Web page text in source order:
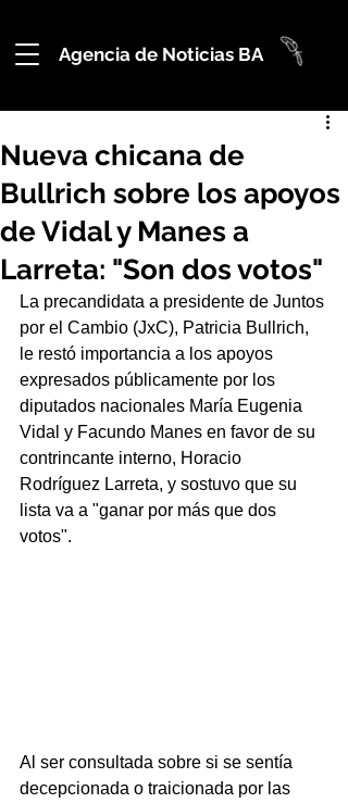
Agencia de Noticias BA
Nueva chicana de
Bullrich sobre los apoyos
de Vidal y Manes a
Larreta: "Son dos votos"
La precandidata a presidente de Juntos
por el Cambio (JxC), Patricia Bullrich,
le restó importancia a los apoyos
expresados públicamente por los
diputados nacionales María Eugenia
Vidal y Facundo Manes en favor de su
contrincante interno, Horacio
Rodríguez Larreta, y sostuvo que su
lista va a "ganar por más que dos
votos".
Al ser consultada sobre si se sentía
decepcionada o traicionada por las